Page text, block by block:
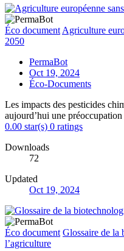
Éco document Agriculture
2050
PermaBot
Oct 19, 2024
Éco-Documents
Les impacts des pesticides
aujourd’hui une
0.00 star(s) 0 ratings
Downloads
72
Updated
Oct 19, 2024
Éco document Glossaire de la
l’agriculture